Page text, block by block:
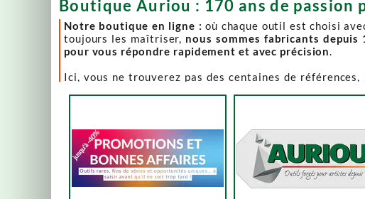
Boutique Auriou : 170 ans de passion
Notre boutique en ligne :où chaque outil est choisi
toujours les maîtriser, nous sommes fabricants depuis
pour vous répondre rapidement et avec précision.
Ici, vous ne trouverez pas des centaines de
accéder via les menus ou les boutons ci-dessous.
Un produit en rupture de stock ? Nous travaillons
en savoir plus.
En bas de cette page, découvrez l’intégralité de notre